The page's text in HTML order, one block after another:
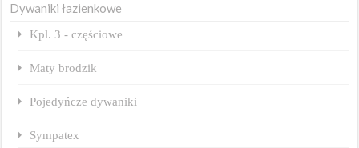
Dywaniki łazienkowe
Kpl. 3 - częściowe
Maty brodzik
Pojedyńcze dywaniki
Sympatex